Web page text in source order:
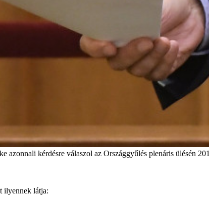
azonnali kérdésre válaszol az Országgyűlés plenáris ülésén
ilyennek látja: